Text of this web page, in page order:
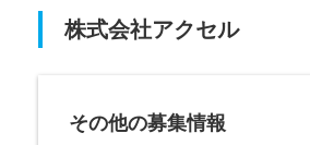
株式会社アクセル
その他の募集情報